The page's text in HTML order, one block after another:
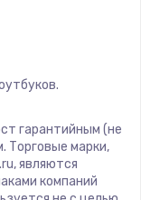
гарантийным (не
Торговые марки,
являются
компаний